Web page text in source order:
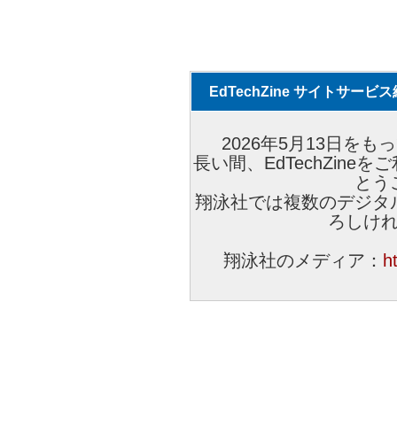
EdTechZine サイトサービス
2026年5月13日をも
長い間、EdTechZineを
とう
翔泳社では複数のデジ
ろしけ
翔泳社のメディア：